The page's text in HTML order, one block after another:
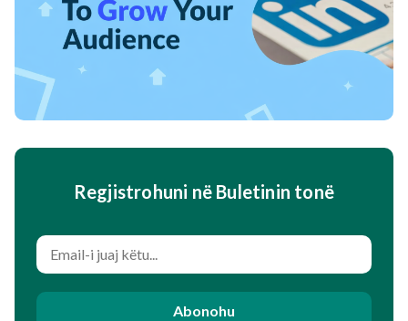
Regjistrohuni në Buletinin tonë
Abonohu